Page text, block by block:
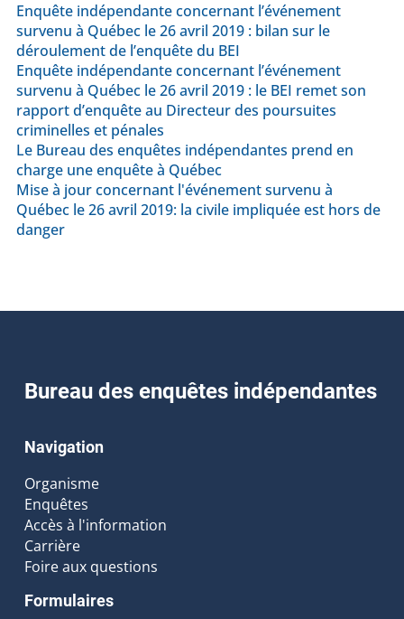
Enquête indépendante concernant l’événement
survenu à Québec le 26 avril 2019 : bilan sur le
déroulement de l’enquête du BEI
Enquête indépendante concernant l’événement
survenu à Québec le 26 avril 2019 : le BEI remet son
rapport d’enquête au Directeur des poursuites
criminelles et pénales
Le Bureau des enquêtes indépendantes prend en
charge une enquête à Québec
Mise à jour concernant l'événement survenu à
Québec le 26 avril 2019: la civile impliquée est hors de
danger
Bureau des enquêtes indépendantes
Navigation
Organisme
Enquêtes
Accès à l'information
Carrière
Foire aux questions
Formulaires